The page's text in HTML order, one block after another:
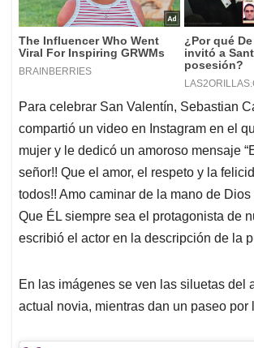
Para celebrar San Valentín, Sebastian
compartió un video en Instagram en el
mujer y le dedicó un amoroso mensaje
señor!! Que el amor, el respeto y la
todos!! Amo caminar de la mano de Dios
Que ÉL siempre sea el protagonista de
escribió el actor en la descripción de la
En las imágenes se ven las siluetas del
actual novia, mientras dan un paseo por